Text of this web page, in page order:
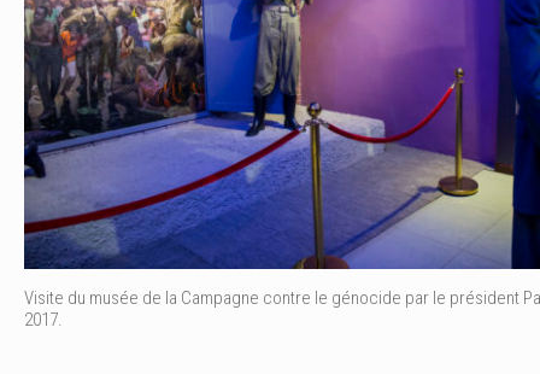
Visite du musée de la Campagne contre le génocide par le président
2017.